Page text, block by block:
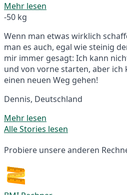
Mehr lesen
-50 kg
Wenn man etwas wirklich
man es auch, egal wie steinig
mir immer gesagt: Ich kann
und von vorne starten, aber
einen neuen Weg gehen!
Dennis, Deutschland
Mehr lesen
Alle Stories lesen
Probiere unsere anderen